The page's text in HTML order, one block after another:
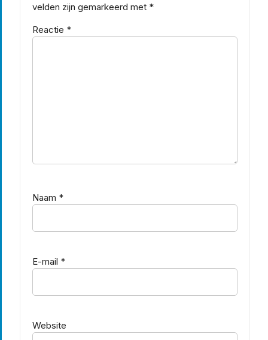
velden zijn gemarkeerd met *
Reactie *
Naam *
E-mail *
Website